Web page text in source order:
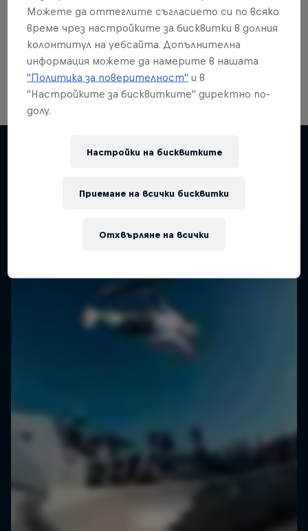
Skateboarding
Welcome to the Red Bull Skateboarding hub, your
Можете да оттеглите съгласието си по всяко
време чрез настройките за бисквитки в долния
колонтитул на уебсайта. Допълнителна
информация можете да намерите в нашата
"Политика за поверителност" и в
"Настройките за бисквитките" директно по-
долу.
Настройки на бисквитките
Отхвърляне на всички
Приемане на всички бисквитки